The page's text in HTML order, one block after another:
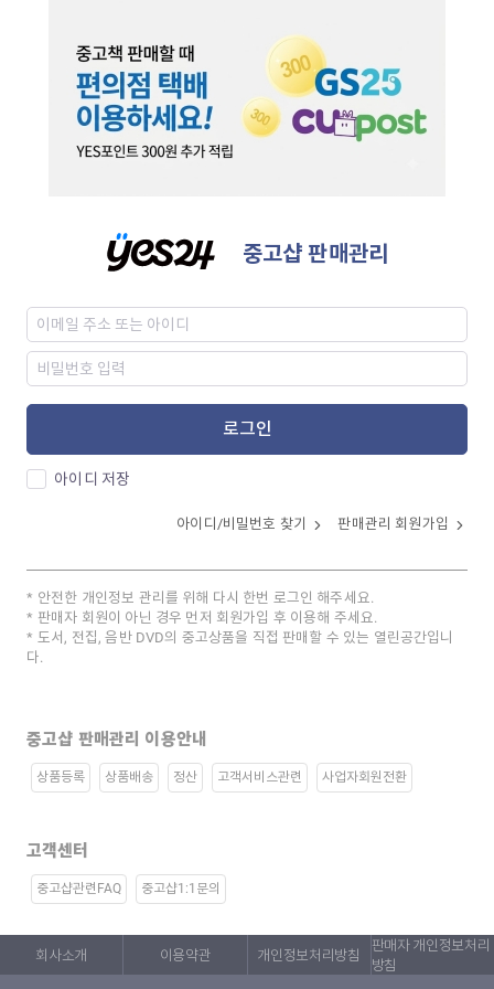
중고샵 판매관리
로그인
아이디 저장
아이디/비밀번호 찾기 판매관리 회원가입
안전한 개인정보 관리를 위해 다시 한번 로그인 해주세요.
판매자 회원이 아닌 경우 먼저 회원가입 후 이용해 주세요.
도서, 전집, 음반 DVD의 중고상품을 직접 판매할 수 있는 열린공간입니
다.
중고샵 판매관리 이용안내
상품등록 상품배송 정산 고객서비스관련 사업자회원전환
고객센터
중고샵관련FAQ 중고샵1:1문의
회사소개 이용약관 개인정보처리방침
판매자 개인정보처리
방침